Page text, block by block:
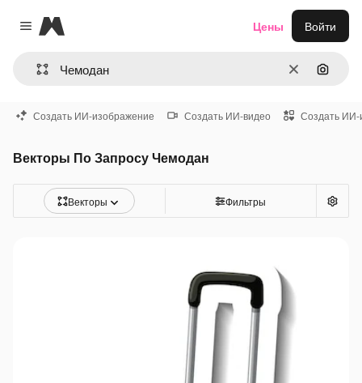
Close menu
Magnific
ОчиститьПоиск
Цены Войти
Создать ИИ-изображение Создать ИИ-видео Создать ИИ-
Векторы По Запросу Чемодан
Векторы Фильтры